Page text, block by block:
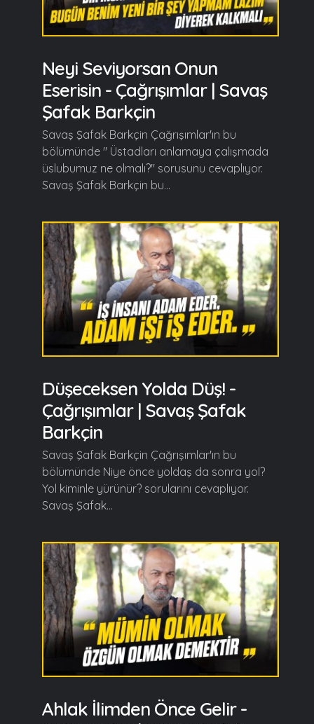
Neyi Seviyorsan Onun
Eserisin - Çağrışımlar | Savaş
Şafak Barkçin
Savaş Şafak Barkçin Çağrışımlar'ın bu
bölümünde " Üstadları anlamaya çalışmada
üslubumuz ne olmalı?" sorusunu cevaplıyor.
Savaş Şafak Barkçin bu...
Düşeceksen Yolda Düş! -
Çağrışımlar | Savaş Şafak
Barkçin
Savaş Şafak Barkçin Çağrışımlar'ın bu
bölümünde Niye önce yoldaş da sonra yol?
Yol kiminle yürünür? sorularını cevaplıyor.
Savaş Şafak...
Ahlak İlimden Önce Gelir -